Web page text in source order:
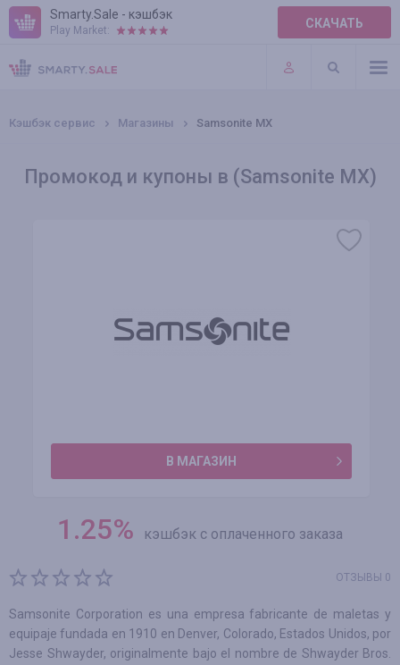
Smarty.Sale - кэшбэк
Play Market: СКАЧАТЬ
ПРАВИЛА
ПЛАГИНЫ
Кэшбэк сервис Магазины Samsonite MX
Промокод и купоны в (Samsonite MX)
В МАГАЗИН
1.25% кэшбэк с оплаченного заказа
ОТЗЫВЫ 0
Samsonite Corporation es una empresa fabricante de maletas y
equipaje fundada en 1910 en Denver, Colorado, Estados Unidos, por
Jesse Shwayder, originalmente bajo el nombre de Shwayder Bros.